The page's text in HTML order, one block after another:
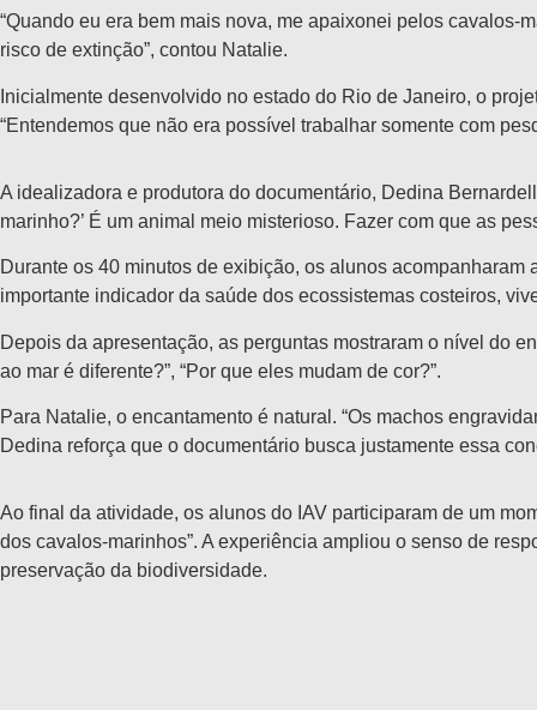
“Quando eu era bem mais nova, me apaixonei pelos
risco de extinção”, contou Natalie.
Inicialmente desenvolvido no estado do Rio de Janeiro, o
“Entendemos que não era possível trabalhar somente com
A idealizadora e produtora do documentário, Dedina
marinho?’ É um animal meio misterioso. Fazer com que as
Durante os 40 minutos de exibição, os alunos
importante indicador da saúde dos ecossistemas costeiros,
Depois da apresentação, as perguntas mostraram o nível do
ao mar é diferente?”, “Por que eles mudam de cor?”.
Para Natalie, o encantamento é natural. “Os machos
Dedina reforça que o documentário busca justamente essa
Ao final da atividade, os alunos do IAV participaram de um
dos cavalos-marinhos”. A experiência ampliou o senso de
preservação da biodiversidade.